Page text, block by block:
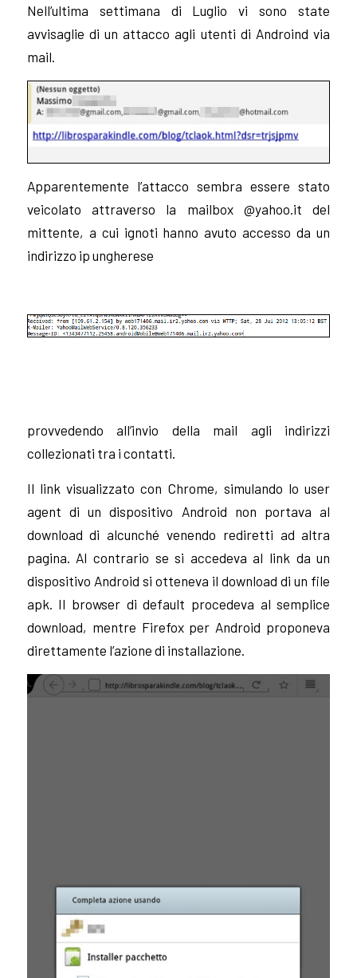
Nell’ultima settimana di Luglio vi sono state
avvisaglie di un attacco agli utenti di Androind via
mail.
Apparentemente l’attacco sembra essere stato
veicolato attraverso la mailbox @yahoo.it del
mittente, a cui ignoti hanno avuto accesso da un
indirizzo ip ungherese
provvedendo all’invio della mail agli indirizzi
collezionati tra i contatti.
Il link visualizzato con Chrome, simulando lo user
agent di un dispositivo Android non portava al
download di alcunché venendo rediretti ad altra
pagina. Al contrario se si accedeva al link da un
dispositivo Android si otteneva il download di un file
apk. Il browser di default procedeva al semplice
download, mentre Firefox per Android proponeva
direttamente l’azione di installazione.